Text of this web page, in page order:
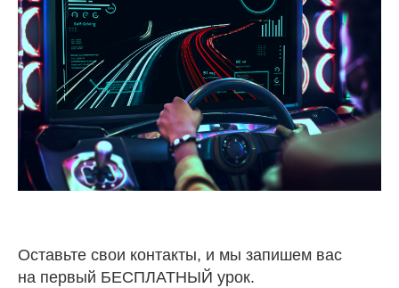
Оставьте свои контакты, и мы запишем вас
на первый БЕСПЛАТНЫЙ урок.